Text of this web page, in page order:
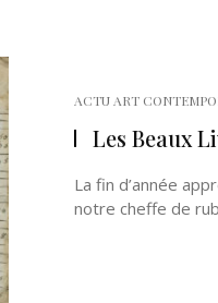
ACTU ART
Les Beaux
La fin d’année
notre cheffe de